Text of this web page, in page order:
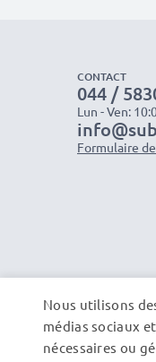
CONTACT
044 /
Lun - Ven:
Formulaire
Nous utilisons
médias sociaux
nécessaires ou